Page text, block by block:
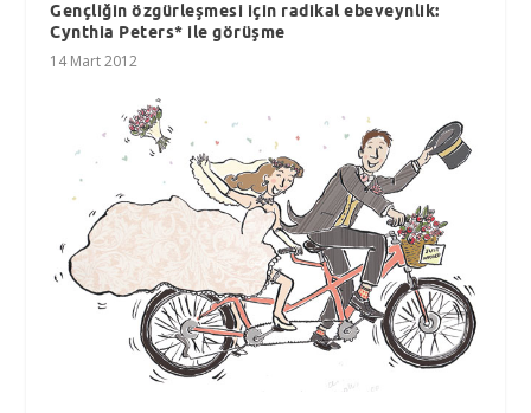
Gençliğin özgürleşmesi için radikal ebeveynlik:
Cynthia Peters* ile görüşme
14 Mart 2012